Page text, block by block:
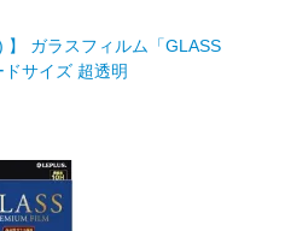
】 ガラスフィルム「GLASS
サイズ 超透明